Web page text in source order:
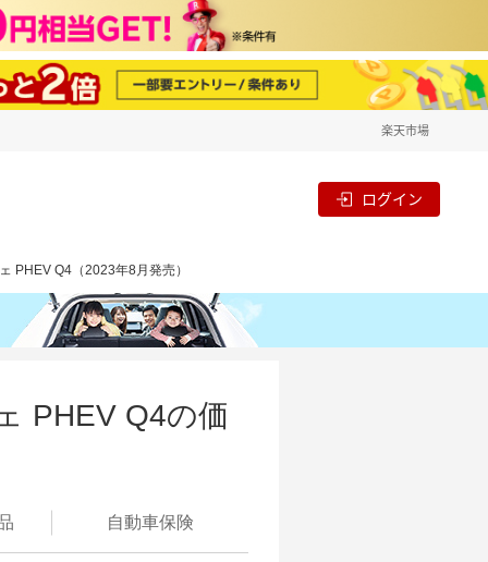
楽天市場
ログイン
PHEV Q4（2023年8月発売）
PHEV Q4の価
自動車保険